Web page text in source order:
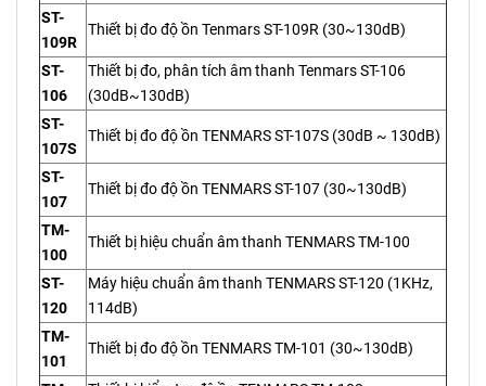
ST-
109R
Thiết bị đo độ ồn Tenmars ST-109R (30~130dB)
ST-
106
Thiết bị đo, phân tích âm thanh Tenmars ST-106
(30dB~130dB)
ST-
107S
Thiết bị đo độ ồn TENMARS ST-107S (30dB ~ 130dB)
ST-
107
Thiết bị đo độ ồn TENMARS ST-107 (30~130dB)
TM-
100
Thiết bị hiệu chuẩn âm thanh TENMARS TM-100
ST-
120
Máy hiệu chuẩn âm thanh TENMARS ST-120 (1KHz,
114dB)
TM-
101
Thiết bị đo độ ồn TENMARS TM-101 (30~130dB)